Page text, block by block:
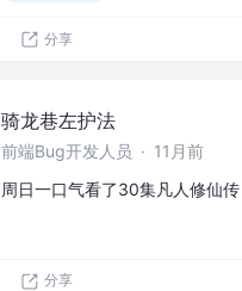
分享
骑龙巷左护法
前端Bug开发人员 · 11月前
周日一口气看了30集凡人修仙
分享